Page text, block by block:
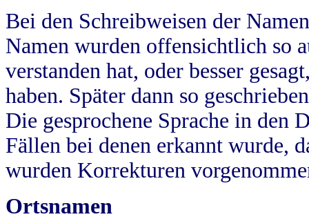
Bei den Schreibweisen der
Namen wurden offensichtlich so
verstanden hat, oder besser
haben. Später dann so
Die gesprochene Sprache in
Fällen bei denen erkannt wurde,
wurden Korrekturen
Ortsnamen